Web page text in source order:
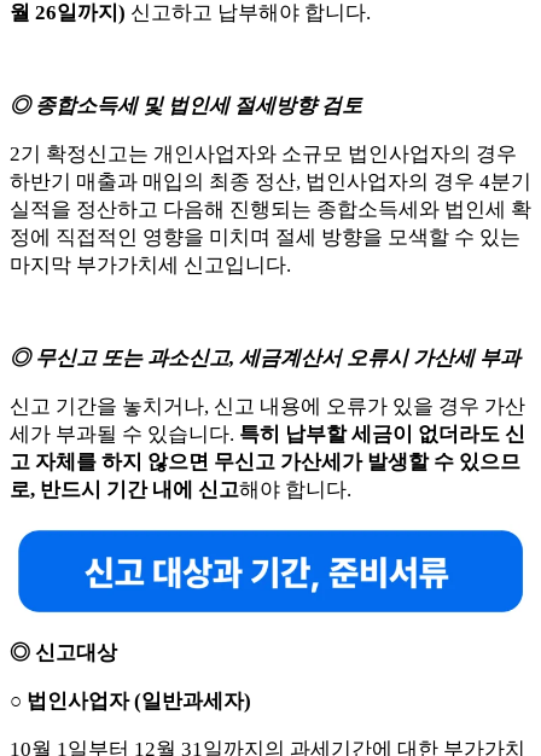
월 26일까지) 신고하고 납부해야 합니다.
◎ 종합소득세 및 법인세 절세방향 검토
2기 확정신고는 개인사업자와 소규모 법인사업자의 경우
하반기 매출과 매입의 최종 정산, 법인사업자의 경우 4분기
실적을 정산하고 다음해 진행되는 종합소득세와 법인세 확
정에 직접적인 영향을 미치며 절세 방향을 모색할 수 있는
마지막 부가가치세 신고입니다.
◎ 무신고 또는 과소신고, 세금계산서 오류시 가산세 부과
신고 기간을 놓치거나, 신고 내용에 오류가 있을 경우 가산
세가 부과될 수 있습니다. 특히 납부할 세금이 없더라도 신
고 자체를 하지 않으면 무신고 가산세가 발생할 수 있으므
로, 반드시 기간 내에 신고해야 합니다.
◎ 신고대상
○ 법인사업자 (일반과세자)
10월 1일부터 12월 31일까지의 과세기간에 대한 부가가치